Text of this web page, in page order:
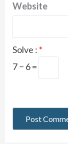
Website
Solve : *
7 − 6 =